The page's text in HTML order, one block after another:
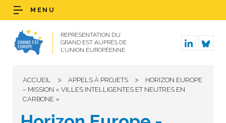
REPRÉSENTATION DU
GRAND EST AUPRÈS DE
L’UNION EUROPÉENNE
MENU
ACCUEIL > APPELS À PROJETS >
HORIZON EUROPE
– MISSION « VILLES INTELLIGENTES ET NEUTRES EN
CARBONE »